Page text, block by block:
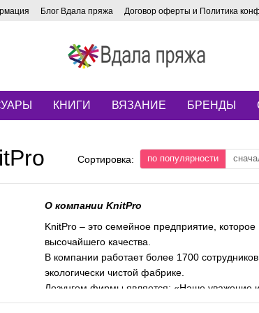
Блог Вдала пряжа Договор оферты и Политика
КНИГИ ВЯЗАНИЕ БРЕНДЫ
Сортировка: по популярности
О компании KnitPro
KnitPro – это семейное предприятие,
высочайшего качества.
В компании работает более 1700
экологически чистой фабрике.
Лозунгом фирмы является: «Наше уважение
нашей гордости за качество нашей